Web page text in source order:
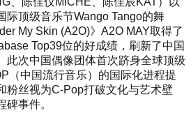
际顶级音乐节Wango Tango的舞
My Skin (A2O)》A2O MAY取得了
se Top39位的好成绩，刷新了中国
此次中国偶像团体首次跻身全球顶级
（中国流行音乐）的国际化进程提
粉丝视为C-Pop打破文化与艺术壁
事件。